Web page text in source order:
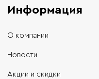
Информация
О компании
Новости
Акции и скидки